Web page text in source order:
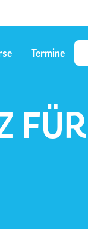
Termine
FÜR